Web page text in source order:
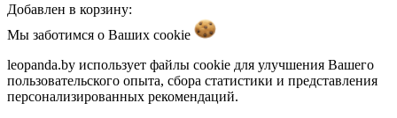
Добавлен в корзину:
Мы заботимся о Ваших cookie
leopanda.by использует файлы cookie для улучшения Вашего
пользовательского опыта, сбора статистики и представления
персонализированных рекомендаций.